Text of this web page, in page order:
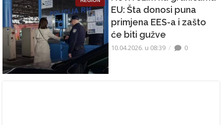
EU: Šta donosi puna
primjena EES-a i zašto
će biti gužve
10.04.2026. u 08:39 0